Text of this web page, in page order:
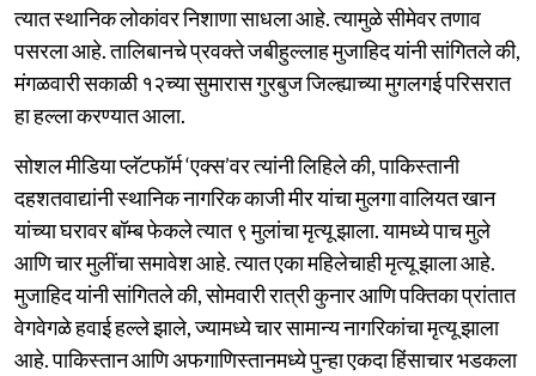
त्यात स्थानिक लोकांवर निशाणा साधला आहे. त्यामुळे सीमेवर तणाव
पसरला आहे. तालिबानचे प्रवक्ते जबीहुल्लाह मुजाहिद यांनी सांगितले की,
मंगळवारी सकाळी १२च्या सुमारास गुरबुज जिल्ह्याच्या मुगलगई परिसरात
हा हल्ला करण्यात आला.
सोशल मीडिया प्लॅटफॉर्म ‘एक्स’वर त्यांनी लिहिले की, पाकिस्तानी
दहशतवाद्यांनी स्थानिक नागरिक काजी मीर यांचा मुलगा वालियत खान
यांच्या घरावर बॉम्ब फेकले त्यात ९ मुलांचा मृत्यू झाला. यामध्ये पाच मुले
आणि चार मुलींचा समावेश आहे. त्यात एका महिलेचाही मृत्यू झाला आहे.
मुजाहिद यांनी सांगितले की, सोमवारी रात्री कुनार आणि पक्तिका प्रांतात
वेगवेगळे हवाई हल्ले झाले, ज्यामध्ये चार सामान्य नागरिकांचा मृत्यू झाला
आहे. पाकिस्तान आणि अफगाणिस्तानमध्ये पुन्हा एकदा हिंसाचार भडकला